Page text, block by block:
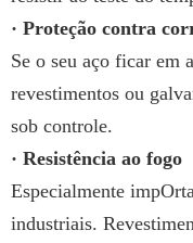
· Proteção contra
Se o seu aço ficar em
revestimentos ou
sob controle.
· Resistência ao fogo
Especialmente
industriais.